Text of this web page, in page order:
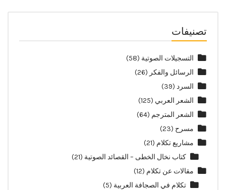
تصنيفات
التسجيلات الصوتية (58)
الرسائل والفكر (26)
السرد (39)
الشعر العربي (125)
الشعر المترجم (64)
مسرح (23)
مشاريع تكلام (21)
كتاب نخال الخطى – القصائد الصوتية (21)
مقالات عن تكلام (12)
تكلام في الصجافة العربية (5)